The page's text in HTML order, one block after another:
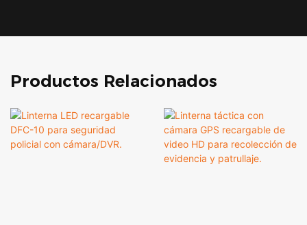
Productos Relacionados